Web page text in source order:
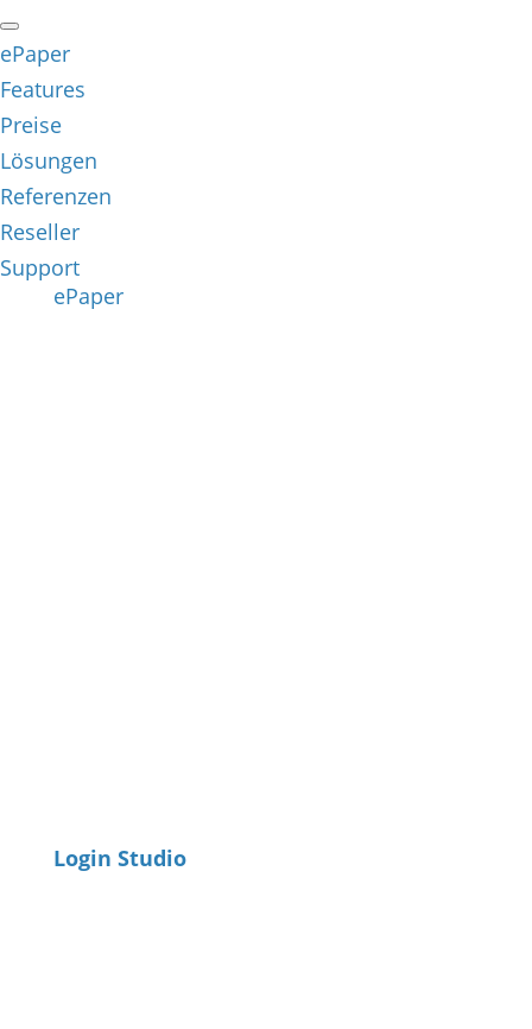
ePaper
Features
Preise
Lösungen
Referenzen
Reseller
Support
ePaper
Login Studio